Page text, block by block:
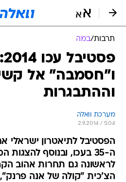
תרבות/במה
ו"חסמבה" אל
וההתבגרות
מערכת וואלה
2.9.2014 / 5:04
הפסטיבל לתיאטרון ישראלי
ה-35 בעכו, ובנוסף להצגות
לראשונה גם תחרות אהוב
הצ'כית "קולה של אנה